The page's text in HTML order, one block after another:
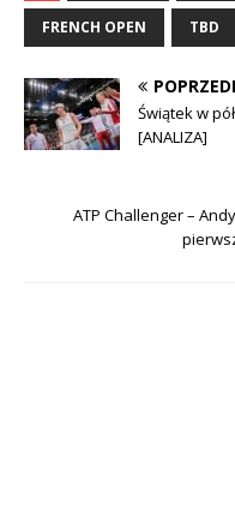
FRENCH OPEN TBD
Świątek w
[ANALIZA]
ATP Challenger –